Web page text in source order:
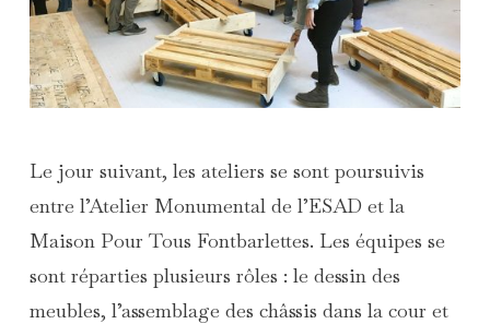
Le jour suivant, les ateliers se sont poursuivis
entre l’Atelier Monumental de l’ESAD et la
Maison Pour Tous Fontbarlettes. Les équipes se
sont réparties plusieurs rôles : le dessin des
meubles, l’assemblage des châssis dans la cour et